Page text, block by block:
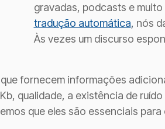
gravadas, podcasts e
tradução automática, nós
Às vezes um discurso
fornecem informações
qualidade, a existência de
que eles são essenciais